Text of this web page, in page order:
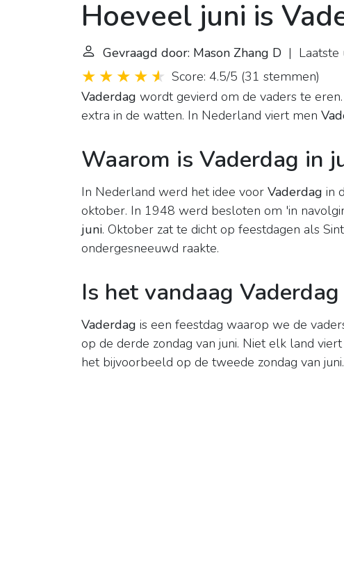
Hoeveel juni is
Gevraagd door: Mason Zhang D | Laatste
Score: 4.5/5 (31 stemmen)
Vaderdag wordt gevierd om de vaders te
extra in de watten. In Nederland viert men
Waarom is Vaderdag in
In Nederland werd het idee voor Vaderdag in
oktober. In 1948 werd besloten om 'in
juni. Oktober zat te dicht op feestdagen als
ondergesneeuwd raakte.
Is het vandaag
Vaderdag is een feestdag waarop we de
op de derde zondag van juni. Niet elk land
het bijvoorbeeld op de tweede zondag van juni.